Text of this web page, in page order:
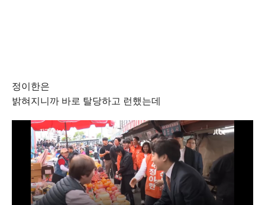
정이한은
밝혀지니까 바로 탈당하고 런했는데